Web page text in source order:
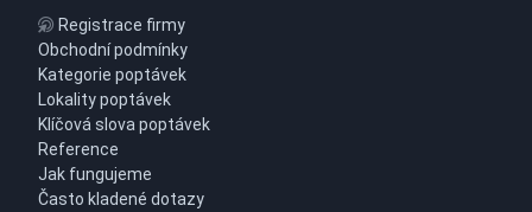
Registrace firmy
Obchodní podmínky
Kategorie poptávek
Lokality poptávek
Klíčová slova poptávek
Reference
Jak fungujeme
Často kladené dotazy